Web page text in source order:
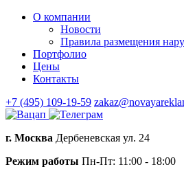
О компании
Новости
Правила размещения
Портфолио
Цены
Контакты
+7 (495) 109-19-59
г. Москва Дербеневская ул. 24
Режим работы Пн-Пт: 11:00 - 18:00